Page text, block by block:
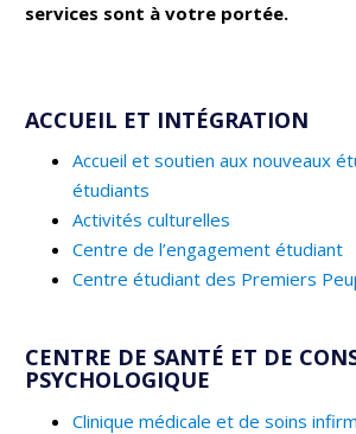
services sont à votre portée.
ACCUEIL ET INTÉGRATION
Accueil et soutien aux nouveaux
étudiants
Activités culturelles
Centre de l’engagement étudiant
Centre étudiant des Premiers
CENTRE DE SANTÉ ET DE
PSYCHOLOGIQUE
Clinique médicale et de soins